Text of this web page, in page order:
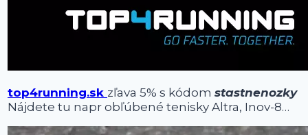
top4running.sk zľava 5% s kódom stastnenozky
Nájdete tu napr obľúbené tenisky Altra, Inov-8…